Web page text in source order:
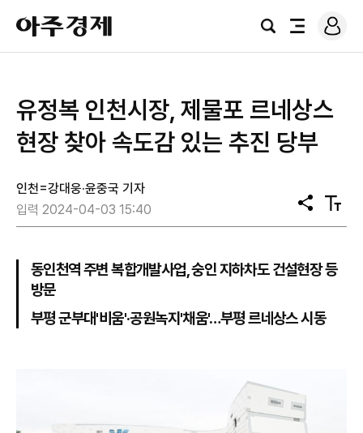
아
주
경
검
전
로
그
유정복 인천시장, 제물포 르네상스
현장 찾아 속도감 있는 추진 당부
인천=강대웅·윤중국 기자
입력 2024-04-03 15:40
공
유
텍
스
기
동인천역 주변 복합개발사업, 숭인 지하차도 건설현장 등
방문
부평 군부대'비움'·공원녹지'채움'…부평 르네상스 시동